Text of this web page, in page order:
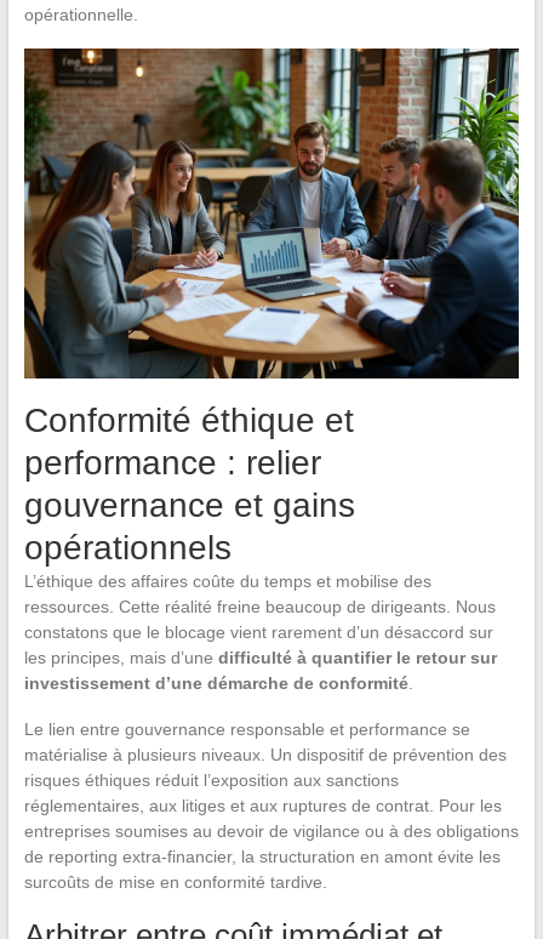
opérationnelle.
Conformité éthique et
performance : relier
gouvernance et gains
opérationnels
L’éthique des affaires coûte du temps et mobilise des
ressources. Cette réalité freine beaucoup de dirigeants. Nous
constatons que le blocage vient rarement d’un désaccord sur
les principes, mais d’une difficulté à quantifier le retour sur
investissement d’une démarche de conformité.
Le lien entre gouvernance responsable et performance se
matérialise à plusieurs niveaux. Un dispositif de prévention des
risques éthiques réduit l’exposition aux sanctions
réglementaires, aux litiges et aux ruptures de contrat. Pour les
entreprises soumises au devoir de vigilance ou à des obligations
de reporting extra-financier, la structuration en amont évite les
surcoûts de mise en conformité tardive.